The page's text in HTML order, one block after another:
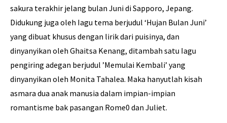
sakura terakhir jelang bulan Juni di Sapporo, Jepang.
Didukung juga oleh Iagu tema berjudul ‘Hujan Bulan Juni’
yang dibuat khusus dengan lirik dari puisinya, dan
dinyanyikan oleh Ghaitsa Kenang, ditambah satu Iagu
pengiring adegan berjudul ’Memulai Kembali’ yang
dinyanyikan oleh Monita Tahalea. Maka hanyutlah kisah
asmara dua anak manusia dalam impian-impian
romantisme bak pasangan Rome0 dan Juliet.